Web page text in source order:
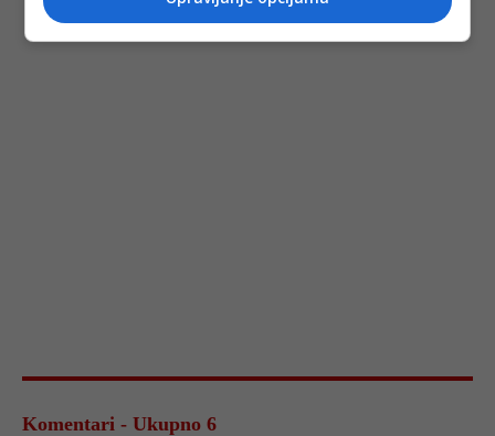
Komentari - Ukupno 6